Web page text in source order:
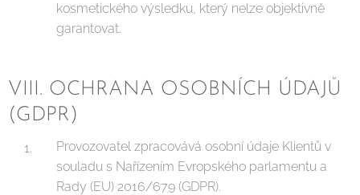
kosmetického výsledku, který nelze objektivně
garantovat.
VIII. OCHRANA OSOBNÍCH ÚDAJŮ
(GDPR)
Provozovatel zpracovává osobní údaje Klientů v
souladu s Nařízením Evropského parlamentu a
Rady (EU) 2016/679 (GDPR).